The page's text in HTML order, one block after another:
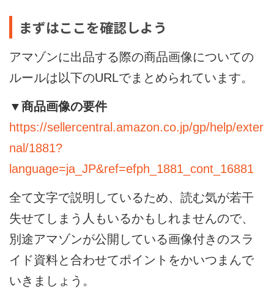
まずはここを確認しよう
アマゾンに出品する際の商品画像についての
ルールは以下のURLでまとめられています。
▼商品画像の要件
https://sellercentral.amazon.co.jp/gp/help/exter
nal/1881?
language=ja_JP&ref=efph_1881_cont_16881
全て文字で説明しているため、読む気が若干
失せてしまう人もいるかもしれませんので、
別途アマゾンが公開している画像付きのスラ
イド資料と合わせてポイントをかいつまんで
いきましょう。